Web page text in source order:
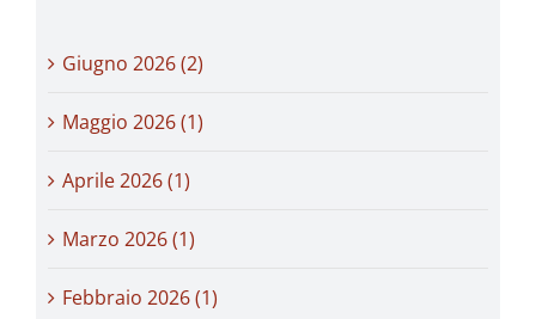
Giugno 2026 (2)
Maggio 2026 (1)
Aprile 2026 (1)
Marzo 2026 (1)
Febbraio 2026 (1)